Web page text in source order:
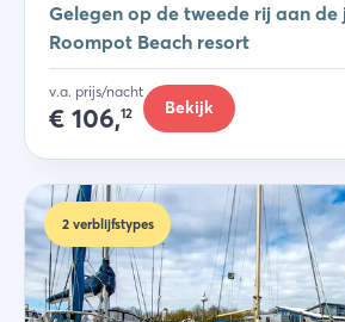
Gelegen op de tweede rij aan
Roompot Beach resort
v.a. prijs/nacht
€ 106,12 Bekijk
2 verblijfstypes